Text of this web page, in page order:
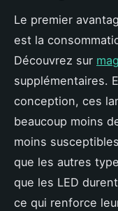
Le premier
est la
Découvrez sur
supplémentaires.
conception, ces
beaucoup moins
moins
que les autres
que les LED
ce qui renforce